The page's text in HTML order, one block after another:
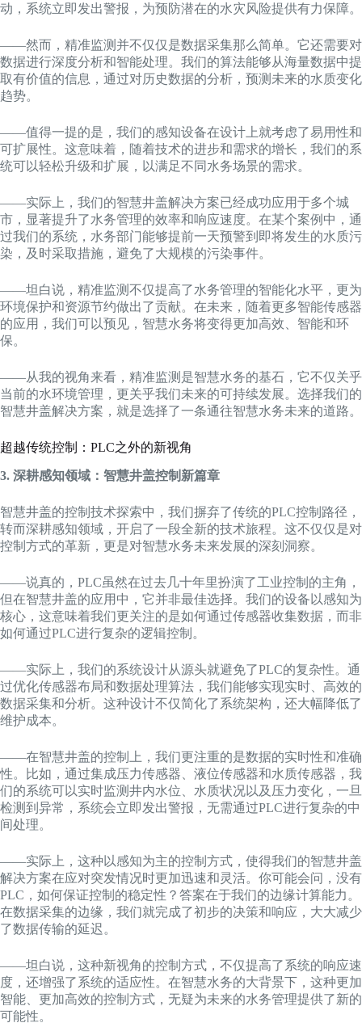
动，系统立即发出警报，为预防潜在的水灾风险提供有力保障。
——然而，精准监测并不仅仅是数据采集那么简单。它还需要对
数据进行深度分析和智能处理。我们的算法能够从海量数据中提
取有价值的信息，通过对历史数据的分析，预测未来的水质变化
趋势。
——值得一提的是，我们的感知设备在设计上就考虑了易用性和
可扩展性。这意味着，随着技术的进步和需求的增长，我们的系
统可以轻松升级和扩展，以满足不同水务场景的需求。
——实际上，我们的智慧井盖解决方案已经成功应用于多个城
市，显著提升了水务管理的效率和响应速度。在某个案例中，通
过我们的系统，水务部门能够提前一天预警到即将发生的水质污
染，及时采取措施，避免了大规模的污染事件。
——坦白说，精准监测不仅提高了水务管理的智能化水平，更为
环境保护和资源节约做出了贡献。在未来，随着更多智能传感器
的应用，我们可以预见，智慧水务将变得更加高效、智能和环
保。
——从我的视角来看，精准监测是智慧水务的基石，它不仅关乎
当前的水环境管理，更关乎我们未来的可持续发展。选择我们的
智慧井盖解决方案，就是选择了一条通往智慧水务未来的道路。
超越传统控制：PLC之外的新视角
3. 深耕感知领域：智慧井盖控制新篇章
智慧井盖的控制技术探索中，我们摒弃了传统的PLC控制路径，
转而深耕感知领域，开启了一段全新的技术旅程。这不仅仅是对
控制方式的革新，更是对智慧水务未来发展的深刻洞察。
——说真的，PLC虽然在过去几十年里扮演了工业控制的主角，
但在智慧井盖的应用中，它并非最佳选择。我们的设备以感知为
核心，这意味着我们更关注的是如何通过传感器收集数据，而非
如何通过PLC进行复杂的逻辑控制。
——实际上，我们的系统设计从源头就避免了PLC的复杂性。通
过优化传感器布局和数据处理算法，我们能够实现实时、高效的
数据采集和分析。这种设计不仅简化了系统架构，还大幅降低了
维护成本。
——在智慧井盖的控制上，我们更注重的是数据的实时性和准确
性。比如，通过集成压力传感器、液位传感器和水质传感器，我
们的系统可以实时监测井内水位、水质状况以及压力变化，一旦
检测到异常，系统会立即发出警报，无需通过PLC进行复杂的中
间处理。
——实际上，这种以感知为主的控制方式，使得我们的智慧井盖
解决方案在应对突发情况时更加迅速和灵活。你可能会问，没有
PLC，如何保证控制的稳定性？答案在于我们的边缘计算能力。
在数据采集的边缘，我们就完成了初步的决策和响应，大大减少
了数据传输的延迟。
——坦白说，这种新视角的控制方式，不仅提高了系统的响应速
度，还增强了系统的适应性。在智慧水务的大背景下，这种更加
智能、更加高效的控制方式，无疑为未来的水务管理提供了新的
可能性。